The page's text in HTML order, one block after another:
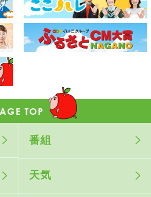
番組
天気